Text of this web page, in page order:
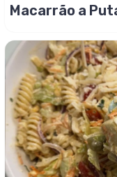
Macarrão a